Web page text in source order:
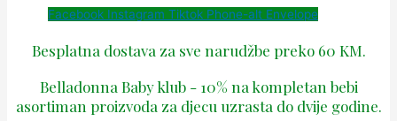
Facebook Instagram Tiktok Phone-alt Envelope
Besplatna dostava za sve narudžbe preko 60 KM.
Belladonna Baby klub - 10% na kompletan bebi
asortiman proizvoda za djecu uzrasta do dvije godine.